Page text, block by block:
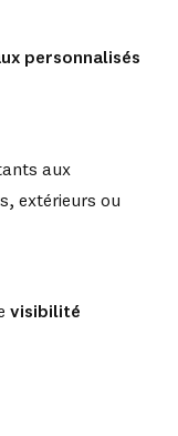
personnalisés
aux
extérieurs ou
visibilité